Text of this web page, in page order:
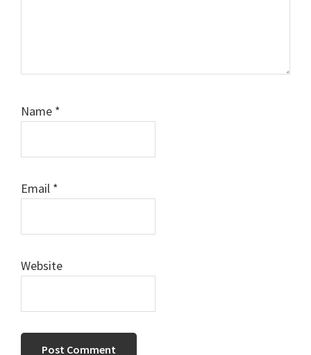
Name *
Email *
Website